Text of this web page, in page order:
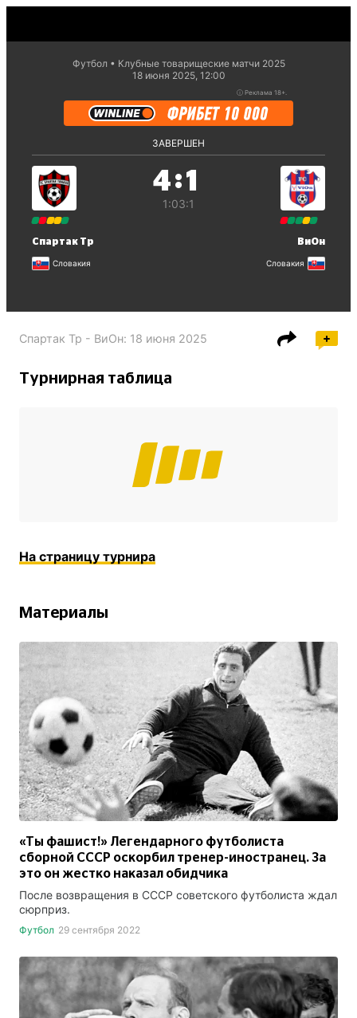
Футбол
Клубные товарищеские матчи 2025
18 июня 2025, 12:00
ⓘ Реклама 18+.
ЗАВЕРШЕН
Спартак Тр
Словакия
4:1
1:03:1
ВиОн
Словакия
Спартак Тр - ВиОн: 18 июня 2025
Турнирная таблица
На страницу турнира
Материалы
«Ты фашист!» Легендарного футболиста
сборной СССР оскорбил тренер-иностранец. За
это он жестко наказал обидчика
После возвращения в СССР советского футболиста ждал
сюрприз.
Футбол 29 сентября 2022